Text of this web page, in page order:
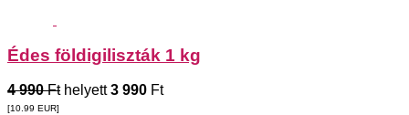
Édes földigiliszták 1 kg
4 990 Fthelyett3 990 Ft
[10.99 EUR]